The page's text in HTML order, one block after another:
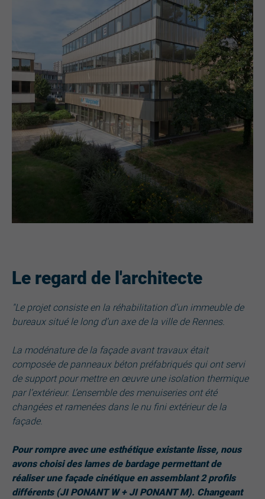
Le regard de l'architecte
"Le projet consiste en la réhabilitation d’un immeuble de
bureaux situé le long d’un axe de la ville de Rennes.
La modénature de la façade avant travaux était
composée de panneaux béton préfabriqués qui ont servi
de support pour mettre en œuvre une isolation thermique
par l’extérieur. L’ensemble des menuiseries ont été
changées et ramenées dans le nu fini extérieur de la
façade.
Pour rompre avec une esthétique existante lisse, nous
avons choisi des lames de bardage permettant de
réaliser une façade cinétique en assemblant 2 profils
différents (JI PONANT W + JI PONANT M). Changeant